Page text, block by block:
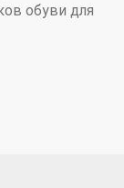
обуви для